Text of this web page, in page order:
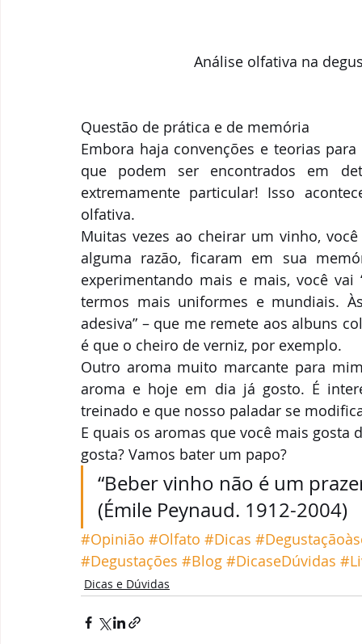
Análise olfativa na
Questão de prática e de memória
Embora haja convenções e teorias
que podem ser encontrados em
extremamente particular! Isso
olfativa.
Muitas vezes ao cheirar um vinho,
alguma razão, ficaram em sua
experimentando mais e mais, você
termos mais uniformes e mundiais.
adesiva” – que me remete aos albuns
é que o cheiro de verniz, por exemplo.
Outro aroma muito marcante para
aroma e hoje em dia já gosto. É
treinado e que nosso paladar se
E quais os aromas que você mais
gosta? Vamos bater um papo?
“Beber vinho não é um
(Émile Peynaud. 1912-2004)
#Opinião #Olfato #Dicas
#Degustações #Blog #DicaseDúvidas
Dicas e Dúvidas